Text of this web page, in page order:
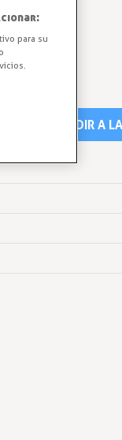
AÑADIR A
para su